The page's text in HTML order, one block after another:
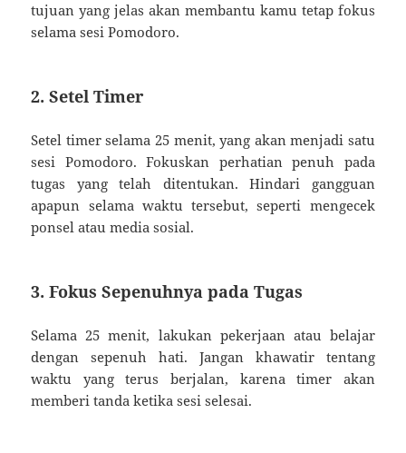
tujuan yang jelas akan membantu kamu tetap fokus
selama sesi Pomodoro.
2. Setel Timer
Setel timer selama 25 menit, yang akan menjadi satu
sesi Pomodoro. Fokuskan perhatian penuh pada
tugas yang telah ditentukan. Hindari gangguan
apapun selama waktu tersebut, seperti mengecek
ponsel atau media sosial.
3. Fokus Sepenuhnya pada Tugas
Selama 25 menit, lakukan pekerjaan atau belajar
dengan sepenuh hati. Jangan khawatir tentang
waktu yang terus berjalan, karena timer akan
memberi tanda ketika sesi selesai.